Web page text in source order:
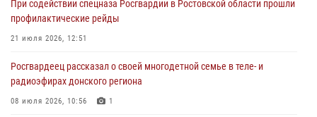
21 июля 2026, 12:51
В Ростовской области экипаж вневедомственной охраны задержал
17 июля 2026, 07:24
Сотрудники вневедомственной охраны пресекли противоправные
При содействии спецназа Росгвардии в Ростовской области прошли
профилактические рейды
21 июля 2026, 12:51
Росгвардеец рассказал о своей многодетной семье в теле- и
радиоэфирах донского региона
08 июля 2026, 10:56 1